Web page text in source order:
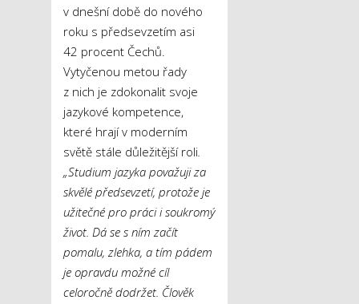
v dnešní době do nového
roku s předsevzetím asi
42 procent Čechů.
Vytyčenou metou řady
z nich je zdokonalit svoje
jazykové kompetence,
které hrají v moderním
světě stále důležitější roli
„Studium jazyka považuji za
skvělé předsevzetí, protože je
užitečné pro práci i soukromý
život. Dá se s ním začít
pomalu, zlehka, a tím pádem
je opravdu možné cíl
celoročně dodržet. Člověk